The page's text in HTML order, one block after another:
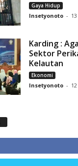
Gaya Hidup
Insetyonoto -
Karding :
Sektor
Kelautan
Ekonomi
Insetyonoto -